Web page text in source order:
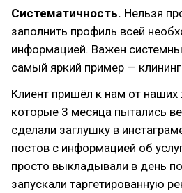
Систематичность. Нельзя
заполнить профиль всей
информацией. Важен
самый яркий пример —
Клиент пришёл к нам от наших
которые 3 месяца пытались
сделали заглушку в
постов с информацией об
просто выкладывали в день
запускали таргетированную